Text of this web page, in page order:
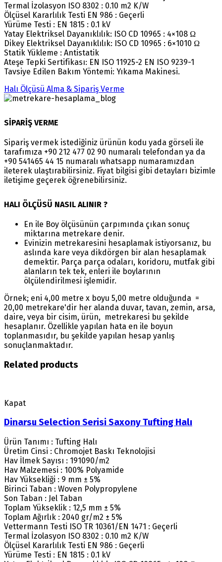
Termal İzolasyon ISO 8302 : 0.10 m2 K/W
Ölçüsel Kararlılık Testi EN 986 : Geçerli
Yürüme Testi : EN 1815 : 0.1 kV
Yatay Elektriksel Dayanıklılık: ISO CD 10965 : 4×108 Ω
Dikey Elektriksel Dayanıklılık: ISO CD 10965 : 6×1010 Ω
Statik Yükleme : Antistatik
Ateşe Tepki Sertifikası: EN ISO 11925-2 EN ISO 9239-1
Tavsiye Edilen Bakım Yöntemi: Yıkama Makinesi.
Halı Ölçüsü Alma & Sipariş Verme
SİPARİŞ VERME
Sipariş vermek istediğiniz ürünün kodu yada görseli ile
tarafımıza +90 212 477 02 90 numaralı telefondan ya da
+90 541465 44 15 numaralı whatsapp numaramızdan
ileterek ulaştırabilirsiniz. Fiyat bilgisi gibi detayları bizimle
iletişime geçerek öğrenebilirsiniz.
HALI ÖLÇÜSÜ NASIL ALINIR ?
En ile Boy ölçüsünün çarpımında çıkan sonuç
miktarına metrekare denir.
Evinizin metrekaresini hesaplamak istiyorsanız, bu
aslında kare veya dikdörgen bir alan hesaplamak
demektir. Parça parça odaları, koridoru, mutfak gibi
alanların tek tek, enleri ile boylarının
ölçülendirilmesi işlemidir.
Örnek; eni 4,00 metre x boyu 5,00 metre olduğunda =
20,00 metrekare'dir her alanda duvar, tavan, zemin, arsa,
daire, veya bir cisim, ürün, metrekaresi bu şekilde
hesaplanır. Özellikle yapılan hata en ile boyun
toplanmasıdır, bu şekilde yapılan hesap yanlış
sonuçlanmaktadır.
Related products
Kapat
Dinarsu Selection Serisi Saxony Tufting Halı
Ürün Tanımı : Tufting Halı
Üretim Cinsi : Chromojet Baskı Teknolojisi
Hav İlmek Sayısı : 191090/m2
Hav Malzemesi : 100% Polyamide
Hav Yüksekliği : 9 mm ± 5%
Birinci Taban : Woven Polypropylene
Son Taban : Jel Taban
Toplam Yükseklik : 12,5 mm ± 5%
Toplam Ağırlık : 2040 gr/m2 ± 5%
Vettermann Testi ISO TR 10361/EN 1471 : Geçerli
Termal İzolasyon ISO 8302 : 0.10 m2 K/W
Ölçüsel Kararlılık Testi EN 986 : Geçerli
Yürüme Testi : EN 1815 : 0.1 kV